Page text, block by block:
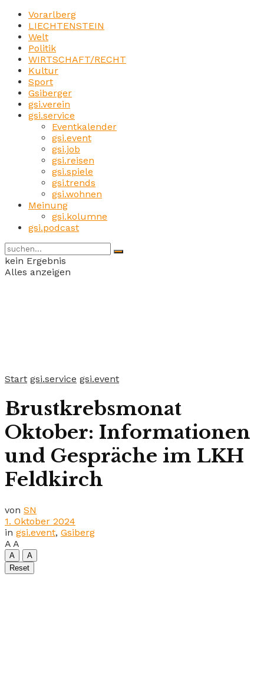
Vorarlberg
LIECHTENSTEIN
Welt
Politik
WIRTSCHAFT/RECHT
Kultur
Sport
Gsiberger
gsi.verein
gsi.service
Eventkalender
gsi.event
gsi.job
gsi.reisen
gsi.spiele
gsi.trends
gsi.wohnen
Meinung
gsi.kolumne
gsi.podcast
kein Ergebnis
Alles anzeigen
Start gsi.service gsi.event
Brustkrebsmonat
Oktober: Informationen
und Gespräche im LKH
Feldkirch
von SN
1. Oktober 2024
in gsi.event, Gsiberg
A A
A
A
Reset